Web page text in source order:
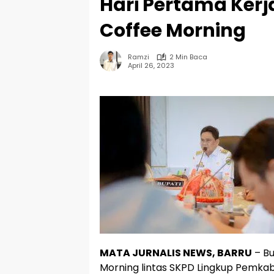
Coffee Morning
Ramzi
2 Min Baca
April 26, 2023
MATA JURNALIS NEWS, BARRU –
Morning lintas SKPD Lingkup